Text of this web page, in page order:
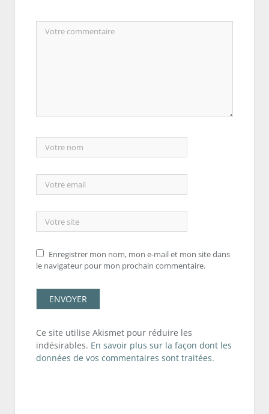
Enregistrer mon nom, mon e-mail et mon site dans
le navigateur pour mon prochain commentaire.
Ce site utilise Akismet pour réduire les
indésirables. En savoir plus sur la façon dont les
données de vos commentaires sont traitées.